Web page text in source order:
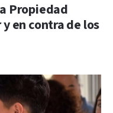
Propiedad
en contra de los